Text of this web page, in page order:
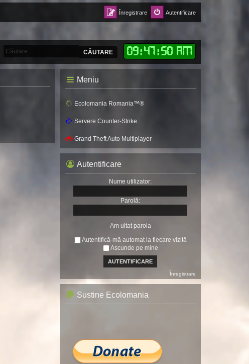
Autentificare
Înregistrare
09:47:52 AM
CĂUTARE
Meniu
Ecolomania Romania™®
Servere Counter-Strike
Grand Theft Auto Multiplayer
Autentificare
Nume utilizator:
Parolă:
Am uitat parola
Autentifică-mă automat la fiecare vizită
Ascunde pe mine
Înregistrare
Sustine Ecolomania